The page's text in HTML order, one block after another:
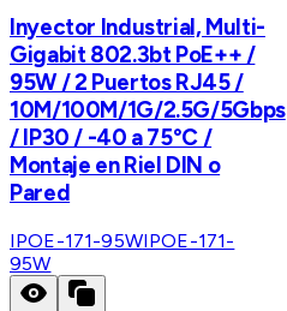
Inyector Industrial, Multi-
Gigabit 802.3bt PoE++ /
95W / 2 Puertos RJ45 /
10M/100M/1G/2.5G/5Gbps
/ IP30 / -40 a 75°C /
Montaje en Riel DIN o
Pared
IPOE-171-95WIPOE-171-
95W